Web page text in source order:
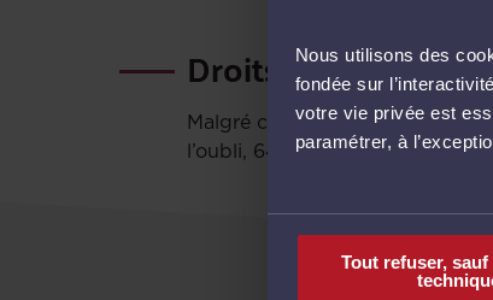
Nous utilisons des
fondée sur
votre vie privée est
paramétrer, à
Tout refuser,
Droits numériques
Malgré ce recours au
l’oubli, 64 % sur l’utilisation